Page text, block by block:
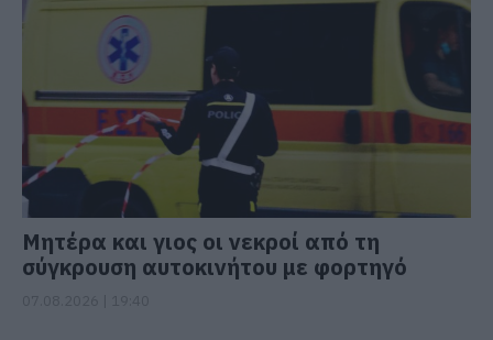
Μητέρα και γιος οι νεκροί από τη
σύγκρουση αυτοκινήτου με φορτηγό